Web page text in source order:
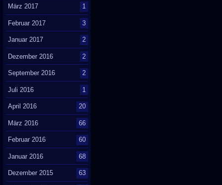
März 2017 1
Februar 2017 3
Januar 2017 2
Dezember 2016 2
September 2016 2
Juli 2016 1
April 2016 20
März 2016 66
Februar 2016 60
Januar 2016 68
Dezember 2015 63